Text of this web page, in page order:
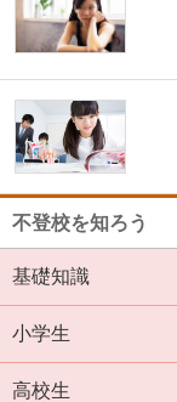
不登校を知ろう
基礎知識
小学生
高校生